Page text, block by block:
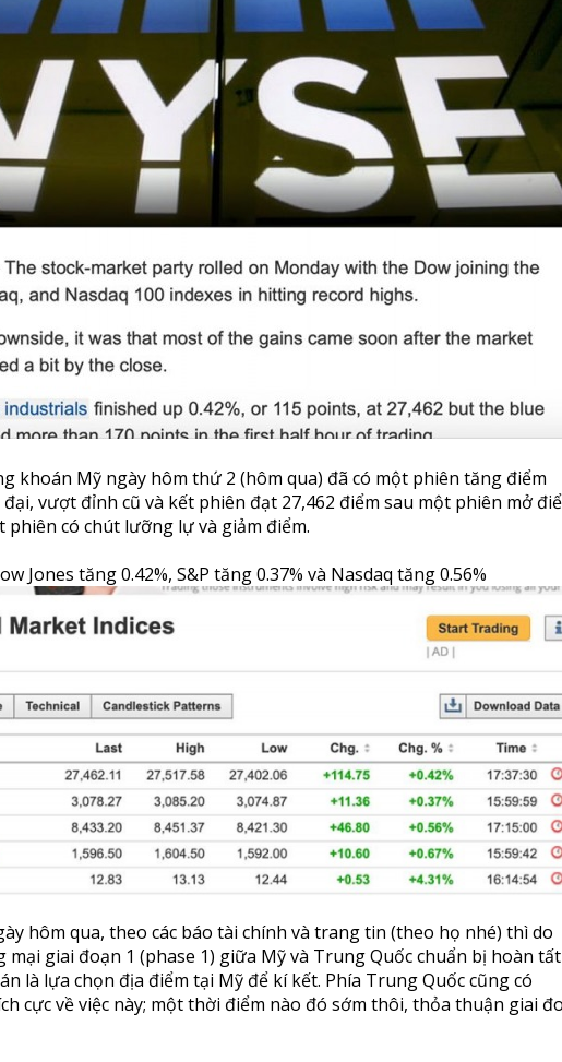
khoán Mỹ ngày hôm thứ 2 (hôm qua) đã có một phiên tăng điểm
vượt đỉnh cũ và kết phiên đạt 27,462 điểm sau một phiên mở
phiên có chút lưỡng lự và giảm điểm.
Jones tăng 0.42%, S&P tăng 0.37% và Nasdaq tăng 0.56%
hôm qua, theo các báo tài chính và trang tin (theo họ nhé) thì do
giai đoạn 1 (phase 1) giữa Mỹ và Trung Quốc chuẩn bị hoàn
là lựa chọn địa điểm tại Mỹ để kí kết. Phía Trung Quốc cũng có
cực về việc này; một thời điểm nào đó sớm thôi, thỏa thuận giai